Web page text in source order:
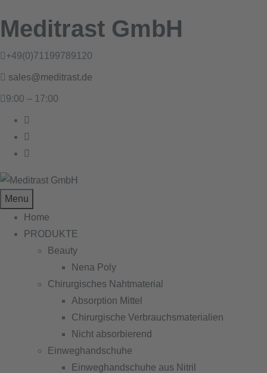
Meditrast GmbH
+49(0)71199789120
sales@meditrast.de
9:00 – 17:00
Menu
Home
PRODUKTE
Beauty
Nena Poly
Chirurgisches Nahtmaterial
Absorption Mittel
Chirurgische Verbrauchsmaterialien
Nicht absorbierend
Einweghandschuhe
Einweghandschuhe aus Nitril